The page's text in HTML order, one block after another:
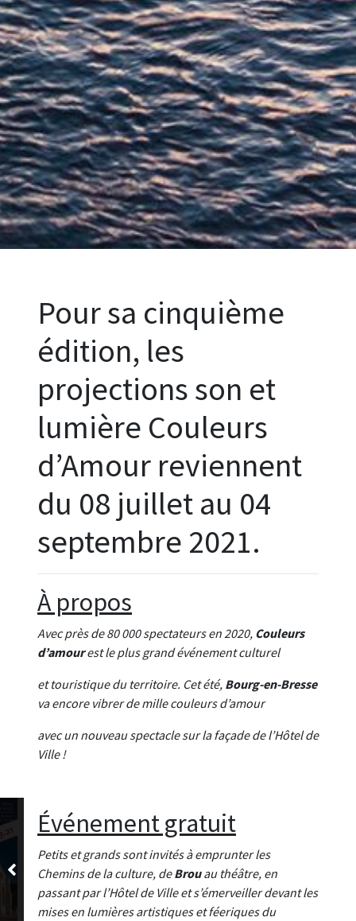
Pour sa cinquième
édition, les
projections son et
lumière Couleurs
d’Amour reviennent
du 08 juillet au 04
septembre 2021.
À propos
Avec près de 80 000 spectateurs en 2020, Couleurs
d’amourest le plus grand événement culturel
et touristique du territoire. Cet été, Bourg-en-Bresse
va encore vibrer de mille couleurs d’amour
avec un nouveau spectacle sur la façade de l’Hôtel de
Ville !
Événement gratuit
Petits et grands sont invités à emprunter les
Chemins dela culture, deBrouau théâtre, en
passant par l’Hôtel de Ville et s’émerveiller devant les
mises en lumièresartistiques et féeriques du